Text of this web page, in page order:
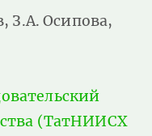
З.А. Осипова,
(ТатНИИСХ